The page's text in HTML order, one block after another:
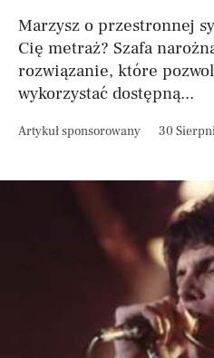
Marzysz o przestronnej
Cię metraż? Szafa
rozwiązanie, które
wykorzystać dostępną...
Artykuł sponsorowany 30